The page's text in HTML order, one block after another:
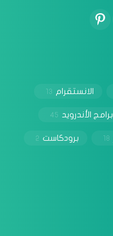
الانستقرام 13
برامج الأندرويد 45
18 برودكاست 2